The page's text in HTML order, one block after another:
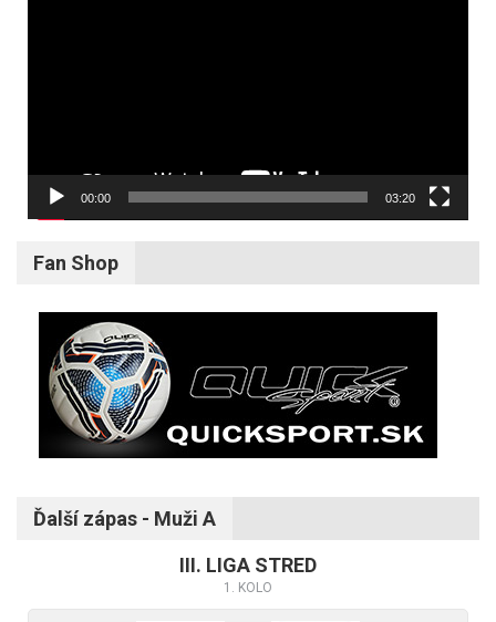
00:00 03:20
Fan Shop
Ďalší zápas - Muži A
III. LIGA STRED
1. KOLO